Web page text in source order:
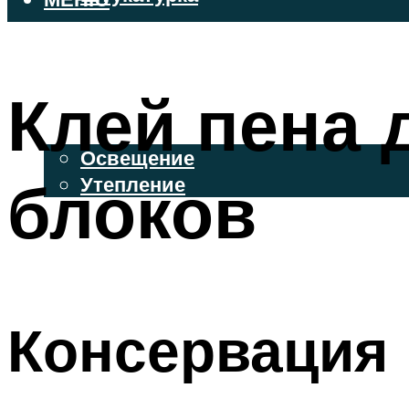
ВЕНТИЛИРУЕМЫЕ ФАСАДЫ
ОСВЕЩЕНИЕ И УТЕПЛЕНИЕ
Освещение
Утепление
ДЕКОР
Клей пена
блоков
Консервация